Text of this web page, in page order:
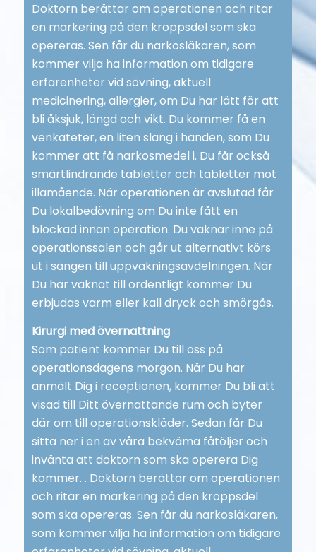
Doktorn berättar om operationen och ritar
en markering på den kroppsdel som ska
opereras. Sen får du narkosläkaren, som
kommer vilja ha information om tidigare
erfarenheter vid sövning, aktuell
medicinering, allergier, om Du har lätt för att
bli åksjuk, längd och vikt. Du kommer få en
venkateter, en liten slang i handen, som Du
kommer att få narkosmedel i. Du får också
smärtlindrande tabletter och tabletter mot
illamående. När operationen är avslutad får
Du lokalbedövning om Du inte fått en
blockad innan operation. Du vaknar inne på
operationssalen och går ut alternativt körs
ut i sängen till uppvakningsavdelningen. När
Du har vaknat till ordentligt kommer Du
erbjudas varm eller kall dryck och smörgås.
Kirurgi med övernattning
Som patient kommer Du till oss på
operationsdagens morgon. När Du har
anmält Dig i receptionen, kommer Du bli att
visad till Ditt övernattande rum och byter
där om till operationskläder. Sedan får Du
sitta ner i en av våra bekväma fåtöljer och
invänta att doktorn som ska operera Dig
kommer. . Doktorn berättar om operationen
och ritar en markering på den kroppsdel
som ska opereras. Sen får du narkosläkaren,
som kommer vilja ha information om tidigare